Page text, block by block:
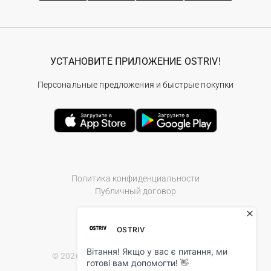
Политика конфиденциальности
Публичный договор
© 2026 Ostriv.ua Store. All Rights Reserved.
УСТАНОВИТЕ ПРИЛОЖЕНИЕ OSTRIV!
Персональные предложения и быстрые покупки